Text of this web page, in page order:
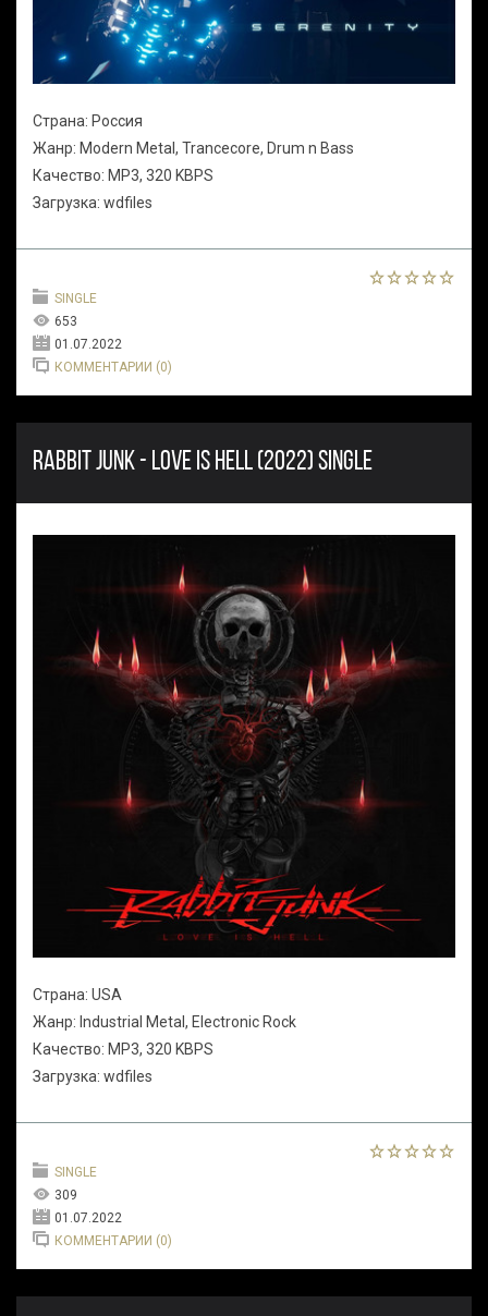
Страна: Россия
Жанр: Modern Metal, Trancecore, Drum n Bass
Качество: MP3, 320 KBPS
Загрузка: wdfiles
SINGLE
653
01.07.2022
КОММЕНТАРИИ (0)
RABBIT JUNK - LOVE IS HELL (2022) SINGLE
Страна: USA
Жанр: Industrial Metal, Electronic Rock
Качество: MP3, 320 KBPS
Загрузка: wdfiles
SINGLE
309
01.07.2022
КОММЕНТАРИИ (0)